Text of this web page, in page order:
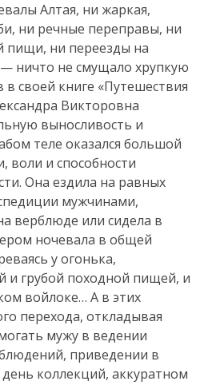
Алтая, ни жаркая,
ни речные переправы, ни
пищи, ни переезды на
ничто не смущало хрупкую
своей книге «Путешествия
Викторовна
выносливость и
теле оказался большой
воли и способности
Она ездила на равных
мужчинами,
верблюде или сидела в
ночевала в общей
у огонька,
и грубой походной пищей, и
войлоке… А в этих
перехода, откладывая
мужу в ведении
приведении в
коллекций, аккуратном